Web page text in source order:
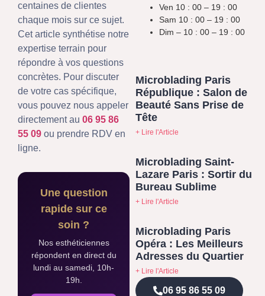
centaines de clientes
chaque mois sur ce sujet.
Cet article synthétise notre
expertise terrain pour
répondre à vos questions
concrètes. Pour discuter
de votre cas spécifique,
vous pouvez nous appeler
directement au 06 95 86
55 09 ou prendre RDV en
ligne.
Une question
rapide sur ce
soin ?
Nos esthéticiennes
répondent en direct du
lundi au samedi, 10h-
19h.
Ven 10 : 00 – 19 : 00
Sam 10 : 00 – 19 : 00
Dim – 10 : 00 – 19 : 00
Microblading Paris
République : Salon de
Beauté Sans Prise de
Tête
+ Lire l'Article
Microblading Saint-
Lazare Paris : Sortir du
Bureau Sublime
+ Lire l'Article
Microblading Paris
Opéra : Les Meilleurs
Adresses du Quartier
+ Lire l'Article
06 95 86 55 09